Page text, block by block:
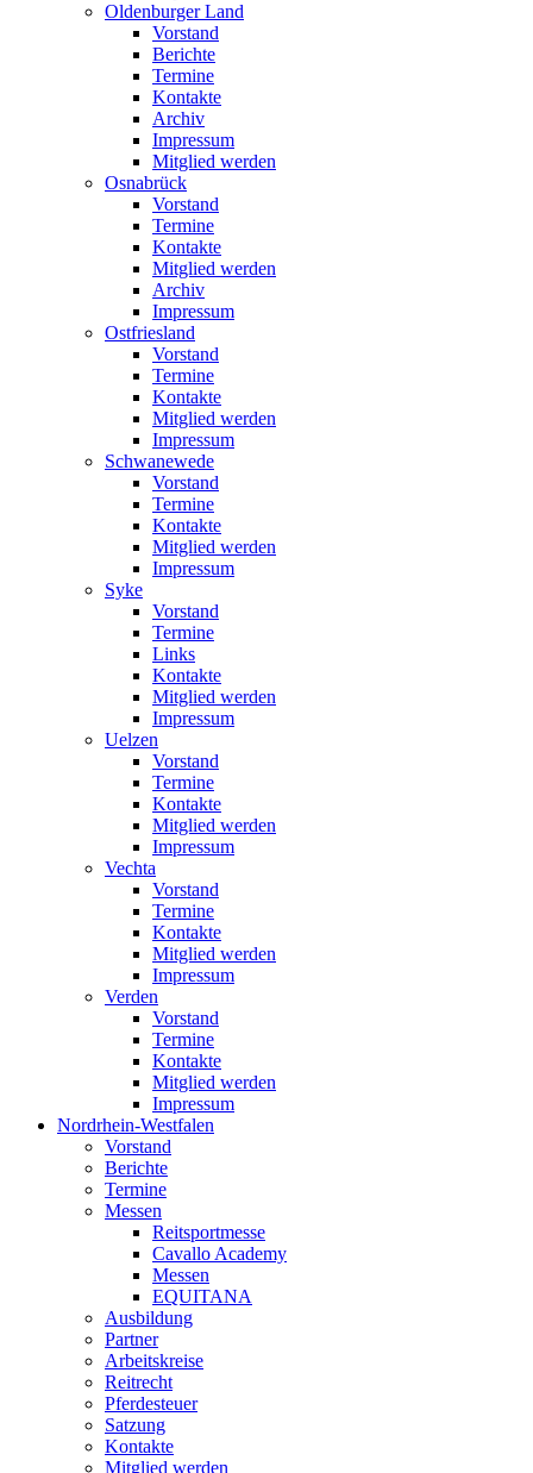
Oldenburger Land
Vorstand
Berichte
Termine
Kontakte
Archiv
Impressum
Mitglied werden
Osnabrück
Vorstand
Termine
Kontakte
Mitglied werden
Archiv
Impressum
Ostfriesland
Vorstand
Termine
Kontakte
Mitglied werden
Impressum
Schwanewede
Vorstand
Termine
Kontakte
Mitglied werden
Impressum
Syke
Vorstand
Termine
Links
Kontakte
Mitglied werden
Impressum
Uelzen
Vorstand
Termine
Kontakte
Mitglied werden
Impressum
Vechta
Vorstand
Termine
Kontakte
Mitglied werden
Impressum
Verden
Vorstand
Termine
Kontakte
Mitglied werden
Impressum
Nordrhein-Westfalen
Vorstand
Berichte
Termine
Messen
Reitsportmesse
Cavallo Academy
Messen
EQUITANA
Ausbildung
Partner
Arbeitskreise
Reitrecht
Pferdesteuer
Satzung
Kontakte
Mitglied werden